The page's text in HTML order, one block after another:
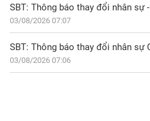
SBT: Thông báo thay đổi nhân sự
03/08/2026 07:07
SBT: Thông báo thay đổi nhân sự
03/08/2026 07:06
DOANH
NGHIỆP
CỔ
PHIẾU